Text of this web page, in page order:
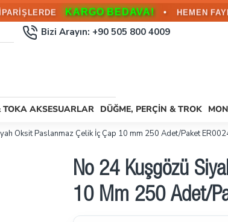
KARGO BEDAVA! • HEMEN
Bizi Arayın: +90 505 800 4009
AKSESUARLAR DÜĞME, PERÇIN & TROK
Oksit Paslanmaz Çelik İç Çap 10 mm 250 Adet/Paket
No 24 Kuşgözü
10 Mm 250 Adet/